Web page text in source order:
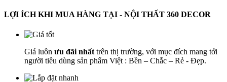
LỢI ÍCH KHI MUA HÀNG TẠI - NỘI THẤT 360 DECOR
Giá luôn ưu đãi nhất trên thị trường, với mục đích mang tới
người tiêu dùng sản phẩm Việt : Bền – Chắc – Rẻ - Đẹp.